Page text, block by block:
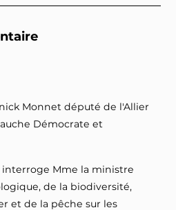
Monnet député de l'Allier
Démocrate et
interroge Mme la ministre
de la biodiversité,
et de la pêche sur les